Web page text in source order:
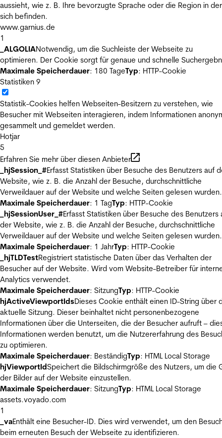
aussieht, wie z. B. Ihre bevorzugte Sprache oder die Region in
sich befinden.
www.garnius.de
1
_ALGOLIANotwendig, um die Suchleiste der Webseite zu
optimieren. Der Cookie sorgt für genaue und schnelle
Maximale Speicherdauer: 180 TageTyp: HTTP-Cookie
Statistiken 9
Statistik-Cookies helfen Webseiten-Besitzern zu verstehen, wie
Besucher mit Webseiten interagieren, indem Informationen
gesammelt und gemeldet werden.
Hotjar
5
Erfahren Sie mehr über diesen Anbieter
_hjSession_#Erfasst Statistiken über Besuche des Benutzers auf
Website, wie z. B. die Anzahl der Besuche, durchschnittliche
Verweildauer auf der Website und welche Seiten gelesen wurden.
Maximale Speicherdauer: 1 TagTyp: HTTP-Cookie
_hjSessionUser_#Erfasst Statistiken über Besuche des Benutzers
der Website, wie z. B. die Anzahl der Besuche, durchschnittliche
Verweildauer auf der Website und welche Seiten gelesen wurden.
Maximale Speicherdauer: 1 JahrTyp: HTTP-Cookie
_hjTLDTestRegistriert statistische Daten über das Verhalten der
Besucher auf der Website. Wird vom Website-Betreiber für
Analytics verwendet.
Maximale Speicherdauer: SitzungTyp: HTTP-Cookie
hjActiveViewportIdsDieses Cookie enthält einen ID-String über
aktuelle Sitzung. Dieser beinhaltet nicht personenbezogene
Informationen über die Unterseiten, die der Besucher aufruft –
Informationen werden benutzt, um die Nutzererfahrung des
zu optimieren.
Maximale Speicherdauer: BeständigTyp: HTML Local Storage
hjViewportIdSpeichert die Bildschirmgröße des Nutzers, um die
der Bilder auf der Website einzustellen.
Maximale Speicherdauer: SitzungTyp: HTML Local Storage
assets.voyado.com
1
_vaEnthält eine Besucher-ID. Dies wird verwendet, um den
beim erneuten Besuch der Webseite zu identifizieren.